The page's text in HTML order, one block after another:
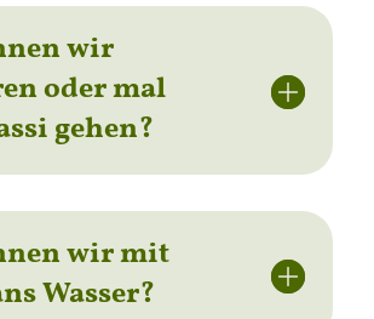
wir
oder mal
gehen?
wir mit
Wasser?